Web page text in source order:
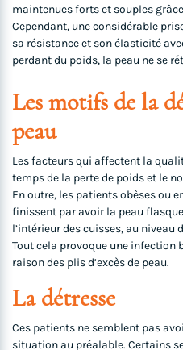
maintenues forts et souples
Cependant, une considérable
sa résistance et son élasticité
perdant du poids, la peau ne se
Les motifs de la
peau
Les facteurs qui affectent la
temps de la perte de poids et le
En outre, les patients obèses ou
finissent par avoir la peau
l’intérieur des cuisses, au niveau
Tout cela provoque une infection
raison des plis d’excès de peau.
La détresse
Ces patients ne semblent pas
situation au préalable. Certains